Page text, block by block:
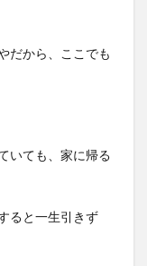
だから、ここでも
いても、家に帰る
ると一生引きず